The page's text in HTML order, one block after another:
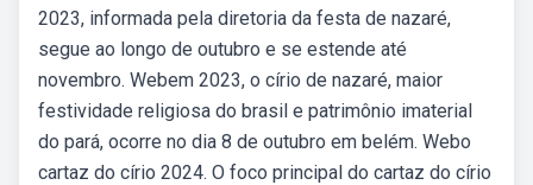
2023, informada pela diretoria da festa de nazaré,
segue ao longo de outubro e se estende até
novembro. Webem 2023, o círio de nazaré, maior
festividade religiosa do brasil e patrimônio imaterial
do pará, ocorre no dia 8 de outubro em belém. Webo
cartaz do círio 2024. O foco principal do cartaz do círio